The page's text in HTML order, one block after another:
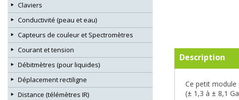
Description
Ce petit
(± 1,3 à ± 8,1
Claviers
Conductivité (peau et eau)
Capteurs de couleur et Spectromètres
Courant et tension
Débitmètres (pour liquides)
Déplacement rectiligne
Distance (télémètres IR)